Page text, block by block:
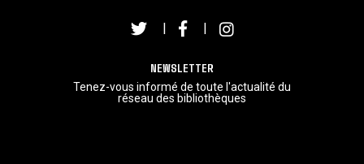
| |
NEWSLETTER
Tenez-vous informé de toute l'actualité du
réseau des bibliothèques